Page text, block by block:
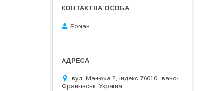
Роман
вул. Манюха 2, індекс 76010, Івано-
Франківськ, Україна